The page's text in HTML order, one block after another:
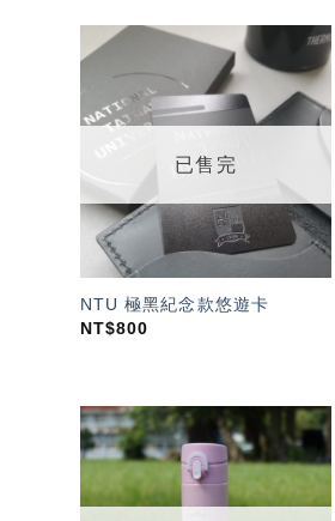
加入
「願
望輕
已售完
NTU 極黑紀念款悠遊卡
NT$800
加入
望輕